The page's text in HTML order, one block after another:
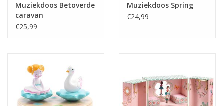
Muziekdoos Betoverde
caravan
€25,99
Muziekdoos Spring
€24,99